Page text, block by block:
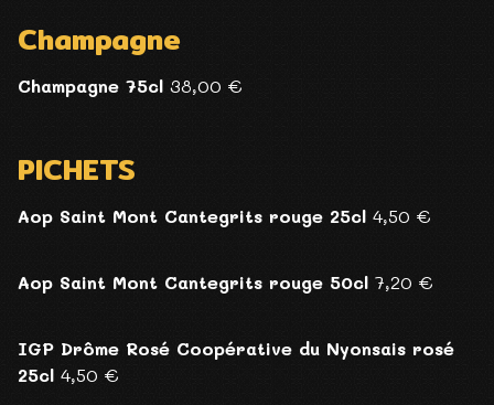
Champagne
Champagne 75cl 38,00 €
PICHETS
Aop Saint Mont Cantegrits rouge 25cl 4,50 €
Aop Saint Mont Cantegrits rouge 50cl 7,20 €
IGP Drôme Rosé Coopérative du Nyonsais rosé
25cl 4,50 €